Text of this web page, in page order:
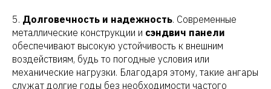
5. Долговечность и надежность. Современные
металлические конструкции и сэндвич панели
обеспечивают высокую устойчивость к внешним
воздействиям, будь то погодные условия или
механические нагрузки. Благодаря этому, такие ангары
служат долгие годы без необходимости частого